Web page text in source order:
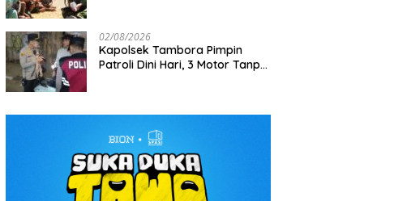
02/08/2026
Kapolsek Tambora Pimpin
Patroli Dini Hari, 3 Motor Tanpa